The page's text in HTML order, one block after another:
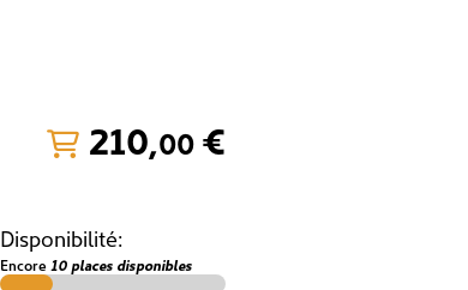
210,00 €
Disponibilité:
Encore 10 places disponibles